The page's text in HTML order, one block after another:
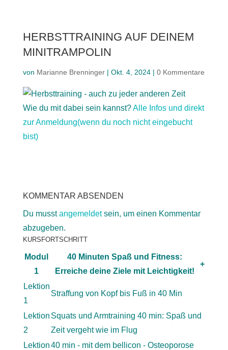
HERBSTTRAINING AUF DEINEM
MINITRAMPOLIN
von Marianne Brenninger| Okt. 4, 2024| 0 Kommentare
Wie du mit dabei sein kannst?Alle Infos und direkt
zur Anmeldung(wenn du noch nicht eingebucht
bist)
KOMMENTAR ABSENDEN
Du musstangemeldetsein, um einen Kommentar
abzugeben.
KURSFORTSCHRITT
Modul
1
40 Minuten Spaß und Fitness:
Erreiche deine Ziele mit Leichtigkeit!
+
Lektion
1
Straffung von Kopf bis Fuß in 40 Min
Lektion
2
Squats und Armtraining 40 min: Spaß und
Zeit vergeht wie im Flug
Lektion40 min - mit dem bellicon - Osteoporose